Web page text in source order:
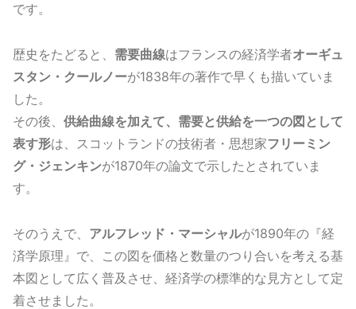
です。
歴史をたどると、 需要曲線はフランスの経済学者オーギュ
スタン・クールノーが1838年の著作で早くも描いていま
した。
その後、 供給曲線を加えて、需要と供給を一つの図として
表す形は、スコットランドの技術者・思想家フリーミン
グ・ジェンキンが1870年の論文で示したとされていま
す。
そのうえで、 アルフレッド・マーシャルが1890年の『経
済学原理』で、この図を価格と数量のつり合いを考える基
本図として広く普及させ、経済学の標準的な見方として定
着させました。